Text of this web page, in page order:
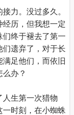
力。没过多久。
历，但我想一定
终于褪去了第一
们遗弃了，对于长
足他们，而依旧
办？
人生第一次猎物
时刻，在小蜘蛛